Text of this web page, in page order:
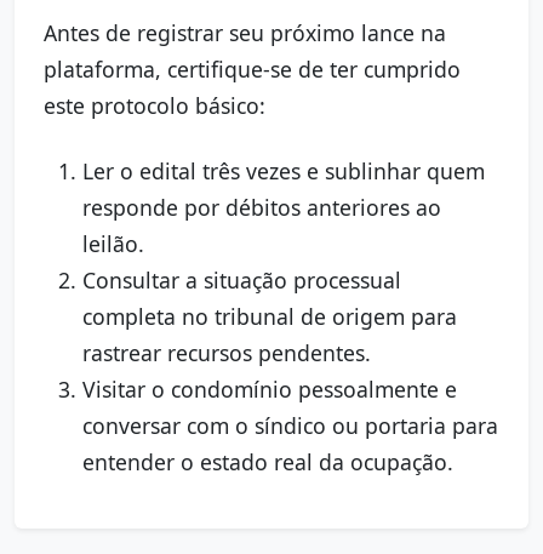
Antes de registrar seu próximo lance na
plataforma, certifique-se de ter cumprido
este protocolo básico:
Ler o edital três vezes e sublinhar quem
responde por débitos anteriores ao
leilão.
Consultar a situação processual
completa no tribunal de origem para
rastrear recursos pendentes.
Visitar o condomínio pessoalmente e
conversar com o síndico ou portaria para
entender o estado real da ocupação.